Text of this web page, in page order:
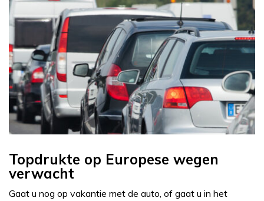
Topdrukte op Europese wegen
verwacht
Gaat u nog op vakantie met de auto, of gaat u in het